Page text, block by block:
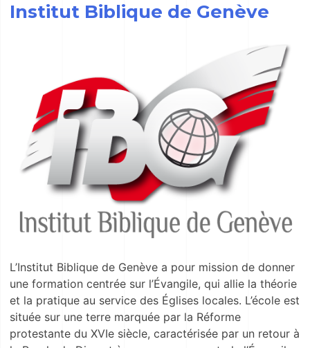
Institut Biblique de Genève
L’Institut Biblique de Genève a pour mission de donner
une formation centrée sur l’Évangile, qui allie la théorie
et la pratique au service des Églises locales. L’école est
située sur une terre marquée par la Réforme
protestante du XVIe siècle, caractérisée par un retour à